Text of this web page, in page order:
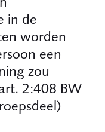
in de
worden
een
zou
2:408 BW